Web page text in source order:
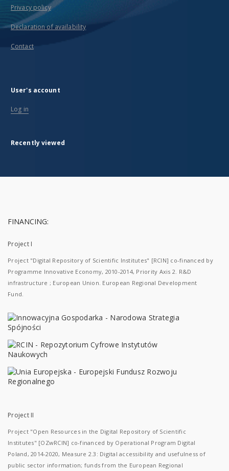
Privacy policy
Declaration of availability
Contact
User's account
Log in
Recently viewed
FINANCING:
Project I
Project "Digital Repository of Scientific Institutes" [RCIN] co-financed by
Programme Innovative Economy, 2010-2014, Priority Axis 2. R&D
infrastructure ; European Union. European Regional Development
Fund.
Project II
Project "Open Resources in the Digital Repository of Scientific
Institutes" [OZwRCIN] co-financed by Operational Program Digital
Poland, 2014-2020, Measure 2.3: Digital accessibility and usefulness of
public sector information; funds from the European Regional